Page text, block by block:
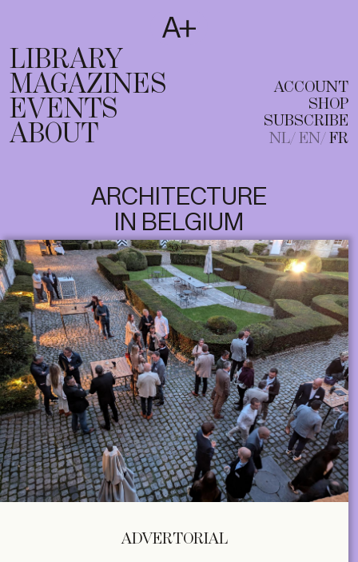
T
EN FR
LIBRARY
MAGAZINES
EVENTS
ABOUT
ACCOUNT
SHOP
SUBSCRIBE
NL EN FR
ARCHITECTURE
IN BELGIUM
ADVERTORIAL